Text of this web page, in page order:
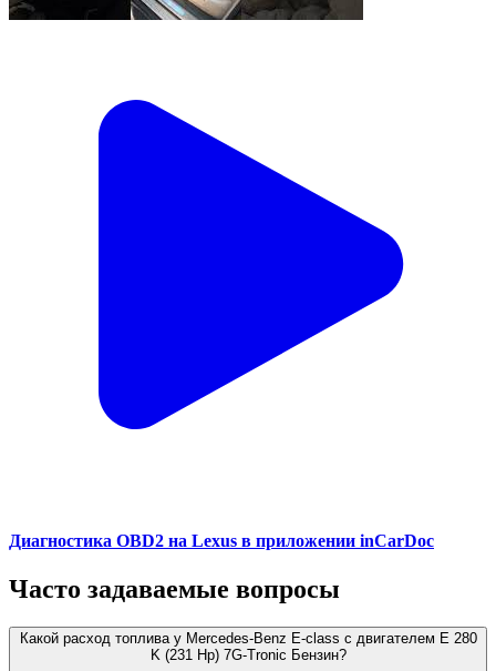
Диагностика OBD2 на Lexus в приложении inCarDoc
Часто задаваемые вопросы
Какой расход топлива у Mercedes-Benz E-class с двигателем E 280
K (231 Hp) 7G-Tronic Бензин?